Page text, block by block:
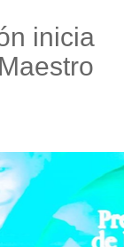
inicia